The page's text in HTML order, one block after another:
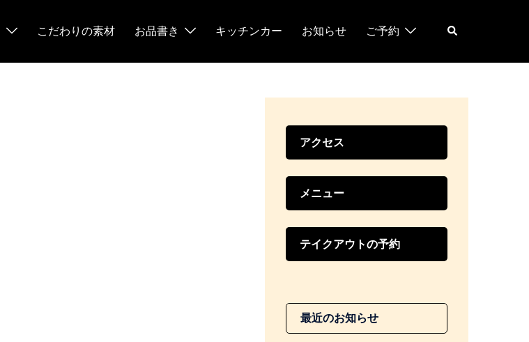
こだわりの素材 お品書き キッチンカー お知らせ ご予約
検
アクセス
メニュー
テイクアウトの予約
最近のお知らせ